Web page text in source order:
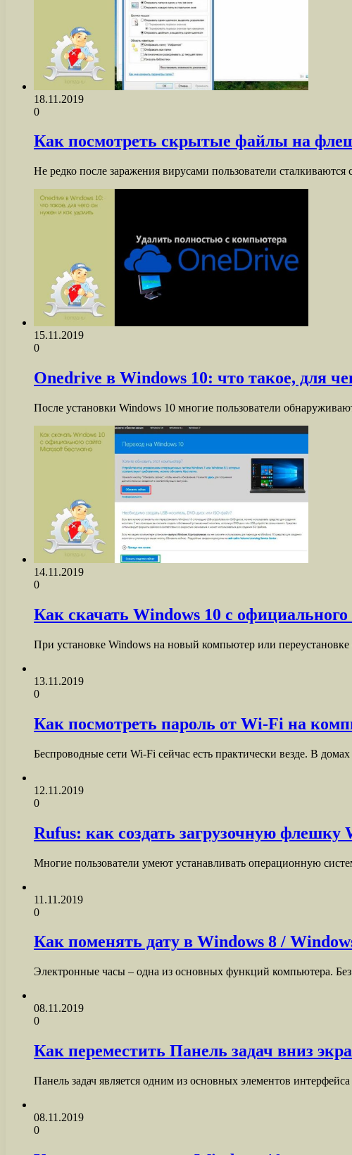
18.11.2019
0
Как посмотреть скрытые файлы на
Не редко после заражения вирусами пользователи
15.11.2019
0
Onedrive в Windows 10: что такое, для
После установки Windows 10 многие пользователи
14.11.2019
0
Как скачать Windows 10 с
При установке Windows на новый компьютер или
13.11.2019
0
Как посмотреть пароль от Wi-Fi на
Беспроводные сети Wi-Fi сейчас есть практически везде. В
12.11.2019
0
Rufus: как создать загрузочную флешку
Многие пользователи умеют устанавливать операционную
11.11.2019
0
Как поменять дату в Windows 8 /
Электронные часы – одна из основных функций компьютера.
08.11.2019
0
Как переместить Панель задач вниз
Панель задач является одним из основных элементов
08.11.2019
0